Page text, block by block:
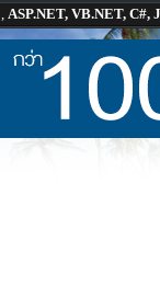
, ASP.NET, VB.NET, C#,